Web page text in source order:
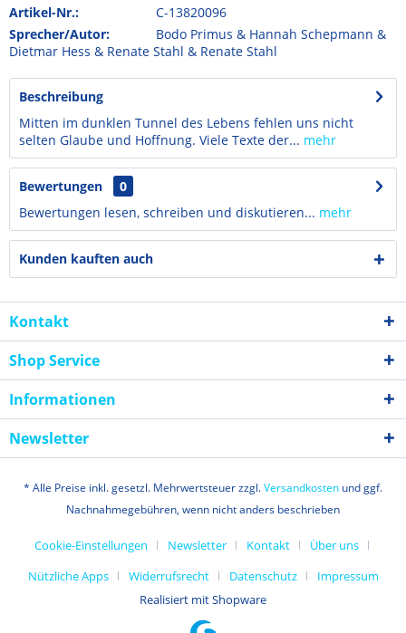
Artikel-Nr.:
C-13820096
Sprecher/Autor:
Bodo Primus & Hannah Schepmann &
Dietmar Hess & Renate Stahl & Renate Stahl
Beschreibung
Mitten im dunklen Tunnel des Lebens fehlen uns nicht
selten Glaube und Hoffnung. Viele Texte der... mehr
Bewertungen
0
Bewertungen lesen, schreiben und diskutieren... mehr
Kunden kauften auch
Kontakt
Shop Service
Informationen
Newsletter
* Alle Preise inkl. gesetzl. Mehrwertsteuer zzgl.Versandkosten und ggf.
Nachnahmegebühren, wenn nicht anders beschrieben
Cookie-Einstellungen Newsletter Kontakt
Über uns
Nützliche Apps
Widerrufsrecht Datenschutz
Impressum
Realisiert mit Shopware